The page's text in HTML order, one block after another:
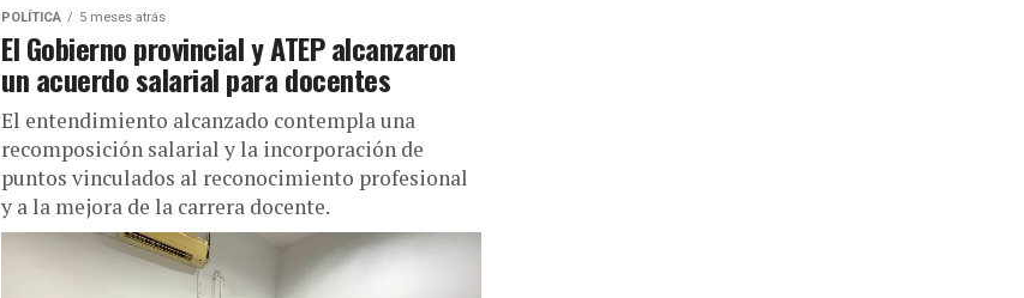
POLÍTICA 5 meses atrás
El Gobierno provincial y ATEP alcanzaron
un acuerdo salarial para docentes
El entendimiento alcanzado contempla una
recomposición salarial y la incorporación de
puntos vinculados al reconocimiento profesional
y a la mejora de la carrera docente.